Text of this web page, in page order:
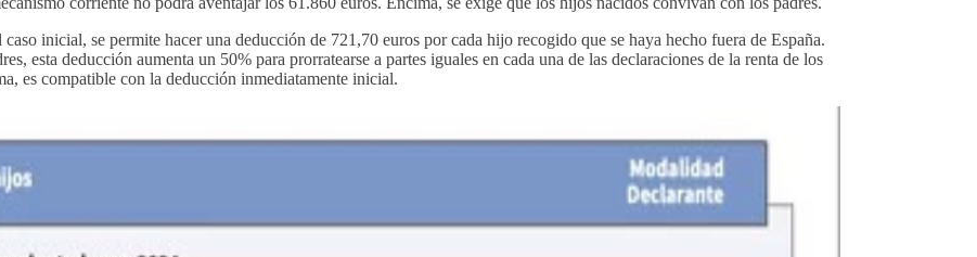
caso inicial, se permite hacer una deducción de 721,70 euros por cada hijo recogido que se haya hecho fuera de España.
esta deducción aumenta un 50% para prorratearse a partes iguales en cada una de las declaraciones de la renta de los
es compatible con la deducción inmediatamente inicial.